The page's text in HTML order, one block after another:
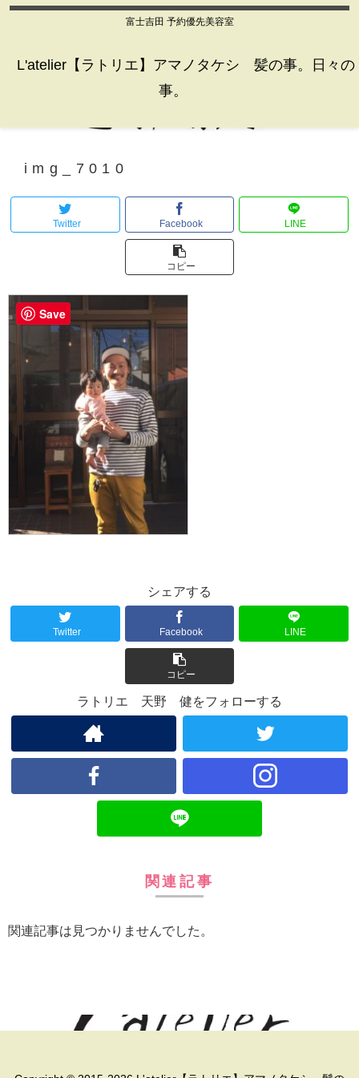
富士吉田 予約優先美容室
L'atelier【ラトリエ】アマノタケシ 髪の事。日々の
事。
img_7010
Twitter Facebook LINE
コピー
シェアする
Twitter Facebook LINE
コピー
ラトリエ 天野 健をフォローする
関連記事
関連記事は見つかりませんでした。
Save